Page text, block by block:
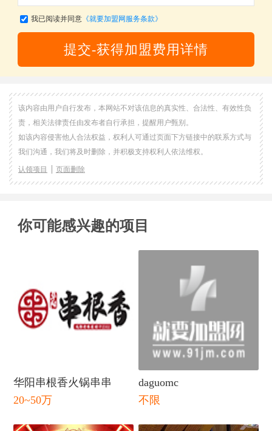
我已阅读并同意《就要加盟网服务条款》
提交-获得加盟费用详情
该内容由用户自行发布，本网站不对该信息的真实性、合法性、有效性负
责，相关法律责任由发布者自行承担，提醒用户甄别。
如该内容侵害他人合法权益，权利人可通过页面下方链接中的联系方式与
我们沟通，我们将及时删除，并积极支持权利人依法维权。
认领项目 页面删除
你可能感兴趣的项目
华阳串根香火锅串串
20~50万
daguomc
不限